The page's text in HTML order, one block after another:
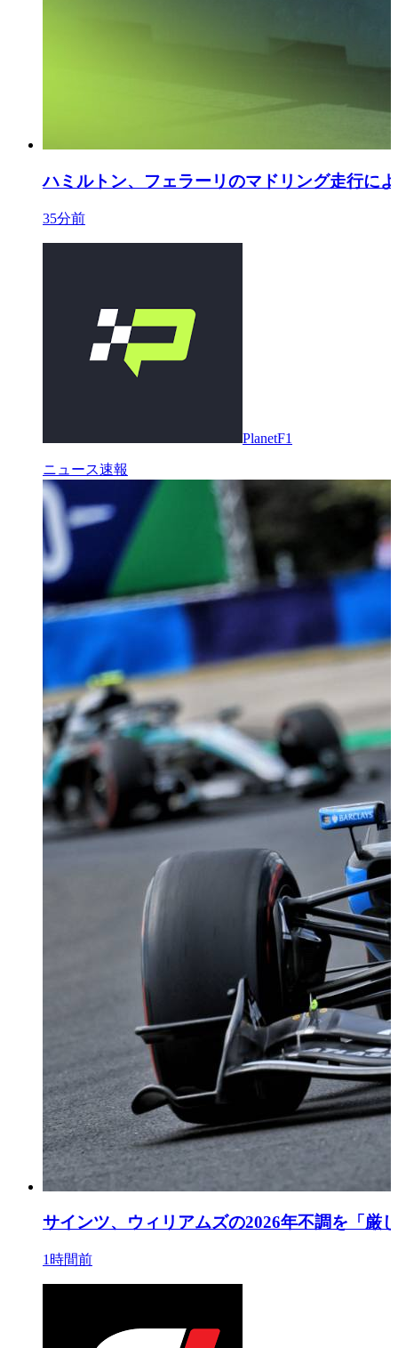
ハミルトン、フェラーリのマドリング走行に
35分前
PlanetF1
ニュース速報
サインツ、ウィリアムズの2026年不調を「厳
1時間前